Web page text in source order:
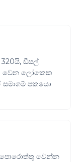
ඩීසල්
වෙන ලෝකෙක
පකයො
වෙන්න